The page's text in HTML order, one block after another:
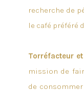
recherche de
le café préféré
Torréfacteur
mission de
de